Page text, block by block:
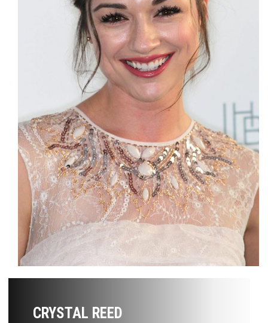
CRYSTAL REED